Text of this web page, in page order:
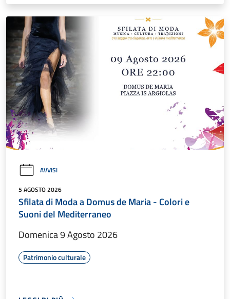
AVVISI
5 AGOSTO 2026
Sfilata di Moda a Domus de Maria - Colori e
Suoni del Mediterraneo
Domenica 9 Agosto 2026
Patrimonio culturale